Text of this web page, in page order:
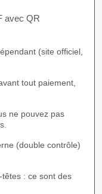
(site officiel,
tout paiement,
ne pouvez pas
(double contrôle)
têtes : ce sont des